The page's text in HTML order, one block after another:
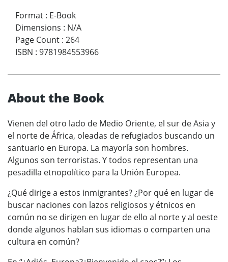
Format : E-Book
Dimensions : N/A
Page Count : 264
ISBN : 9781984553966
About the Book
Vienen del otro lado de Medio Oriente, el sur de Asia y
el norte de África, oleadas de refugiados buscando un
santuario en Europa. La mayoría son hombres.
Algunos son terroristas. Y todos representan una
pesadilla etnopolítico para la Unión Europea.
¿Qué dirige a estos inmigrantes? ¿Por qué en lugar de
buscar naciones con lazos religiosos y étnicos en
común no se dirigen en lugar de ello al norte y al oeste
donde algunos hablan sus idiomas o comparten una
cultura en común?